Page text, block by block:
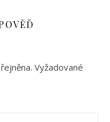
Vyžadované